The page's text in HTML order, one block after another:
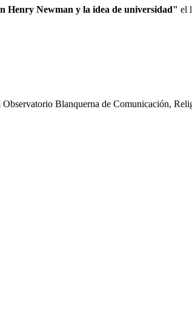
Henry Newman y la idea de universidad" el
Observatorio Blanquerna de Comunicación,